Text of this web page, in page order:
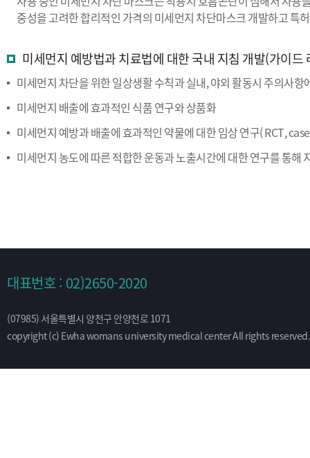
중성을 고려한 합리적인 가격의 미세먼지 차단마스크 개발하고 특
미세먼지 예방법과 치료법에 대한 국내 지침 개발(가이드
미세먼지 차단을 위한 일상생활 수칙과 실내, 야외 활동시 주의사항
미세먼지 배출에 효과적인 식품 연구와 상품화
미세먼지 예방과 배출에 효과적인 약물에 대한 임상 연구( RCT,
미세먼지 농도에 따른 적합한 운동과 노출시간에 대한 연구를 통
대표번호 : 02)2650-2020
(07985) 서울특별시 양천구 안양천로 1071
copyright (c) Ewha womans university medical center All rights reserved.